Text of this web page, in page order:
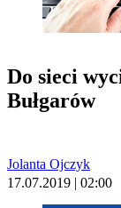
Do sieci
Bułgarów
Jolanta Ojczyk
17.07.2019 | 02:00